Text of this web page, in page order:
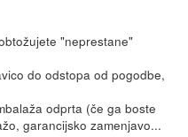
"neprestane"
do odstopa od pogodbe,
odprta (če ga boste
garancijsko zamenjavo...